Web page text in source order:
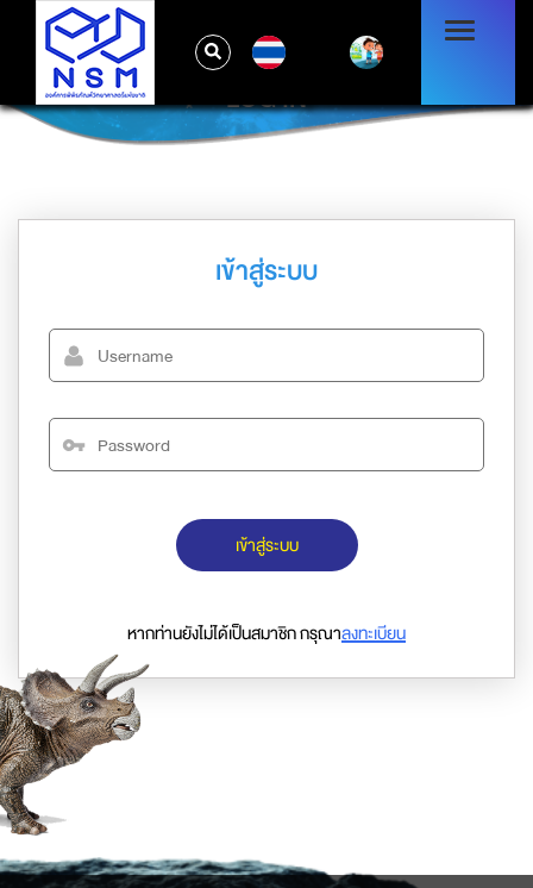
LOG IN
เข้าสู่ระบบ
เข้าสู่ระบบ
หากท่านยังไม่ได้เป็นสมาชิก กรุณาลงทะเบียน